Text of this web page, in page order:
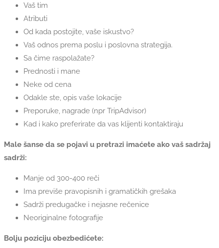
Vaš tim
Atributi
Od kada postojite, vaše iskustvo?
Vaš odnos prema poslu i poslovna strategija.
Sa čime raspolažate?
Prednosti i mane
Neke od cena
Odakle ste, opis vaše lokacije
Preporuke, nagrade (npr TripAdvisor)
Kad i kako preferirate da vas klijenti kontaktiraju
Male šanse da se pojavi u pretrazi imaćete ako vaš sadržaj
sadrži:
Manje od 300-400 reči
Ima previše pravopisnih i gramatičkih grešaka
Sadrži predugačke i nejasne rečenice
Neoriginalne fotografije
Bolju poziciju obezbedićete: